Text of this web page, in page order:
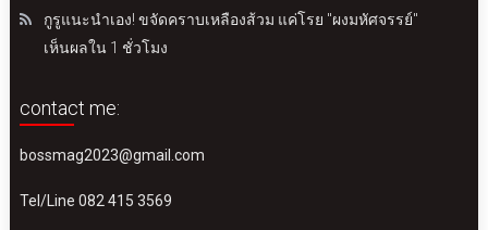
กูรูแนะนำเอง! ขจัดคราบเหลืองส้วม แค่โรย "ผงมหัศจรรย์"
เห็นผลใน 1 ชั่วโมง
contact me:
bossmag2023@gmail.com
Tel/Line 082 415 3569